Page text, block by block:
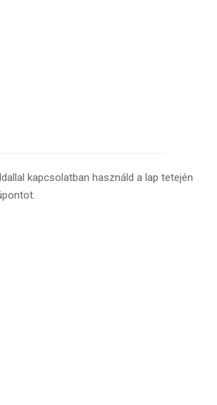
kapcsolatban használd a lap tetején